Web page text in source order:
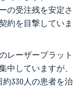
の受注残を安定さ
約を目撃していま
レーザープラット
中していますが、
330人の患者を治